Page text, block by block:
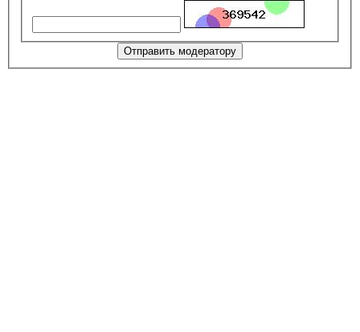
Отправить модератору